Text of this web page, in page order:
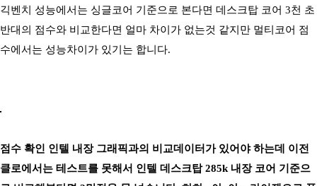
긱벤치 성능에서는 싱글코어 기준으로 본다면 데스크탑 코어 3천 초
반대의 점수와 비교한다면 얼마 차이가 없는것 같지만 멀티코어 점
수에서는 성능차이가 있기는 합니다.
점수 확인 인텔 내장 그래픽과의 비교데이터가 있어야 하는데 이전
클로에서는 테스트를 못해서 인텔 데스크탑 285k 내장 코어 기준으